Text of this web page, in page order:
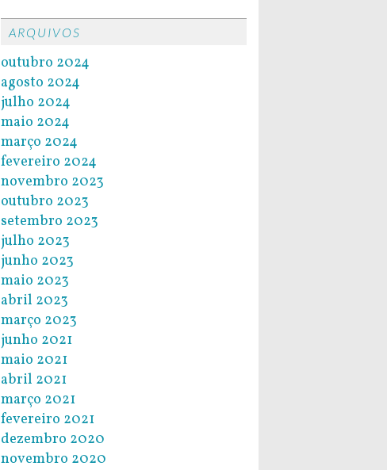
ARQUIVOS
outubro 2024
agosto 2024
julho 2024
maio 2024
março 2024
fevereiro 2024
novembro 2023
outubro 2023
setembro 2023
julho 2023
junho 2023
maio 2023
abril 2023
março 2023
junho 2021
maio 2021
abril 2021
março 2021
fevereiro 2021
dezembro 2020
novembro 2020